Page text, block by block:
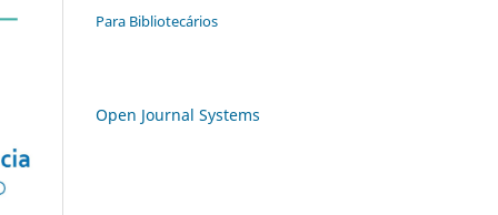
Para Bibliotecários
Open Journal Systems